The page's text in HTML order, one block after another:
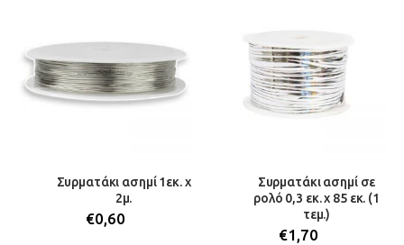
Συρματάκι ασημί 1εκ. x
2μ.
€0,60
Συρματάκι ασημί σε
ρολό 0,3 εκ. χ 85 εκ. (1
τεμ.)
€1,70